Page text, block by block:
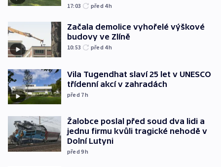
17:03 před 4h
Začala demolice vyhořelé výškové
budovy ve Zlíně
10:53 před 4h
Vila Tugendhat slaví 25 let v UNESCO
třídenní akcí v zahradách
před 7h
Žalobce poslal před soud dva lidi a
jednu firmu kvůli tragické nehodě v
Dolní Lutyni
před 9h